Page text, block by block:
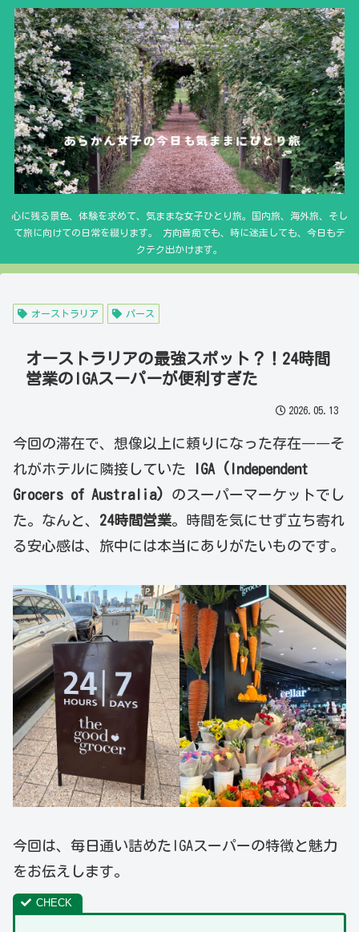
心に残る景色、体験を求めて、気ままな女子ひとり旅。国内旅、海外旅、そし
て旅に向けての日常を綴ります。 方向音痴でも、時に迷走しても、今日もテ
クテク出かけます。
オーストラリア パース
オーストラリアの最強スポット？！24時間
営業のIGAスーパーが便利すぎた
2026.05.13
今回の滞在で、想像以上に頼りになった存在――そ
れがホテルに隣接していた
IGA (Independent
Grocers of Australia)
のスーパーマーケットでし
た。なんと、 24時間営業。時間を気にせず立ち寄れ
る安心感は、旅中には本当にありがたいものです。
今回は、毎日通い詰めたIGAスーパーの特徴と魅力
をお伝えします。